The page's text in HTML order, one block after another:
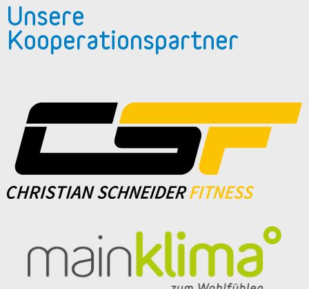
Unsere
Kooperationspartner